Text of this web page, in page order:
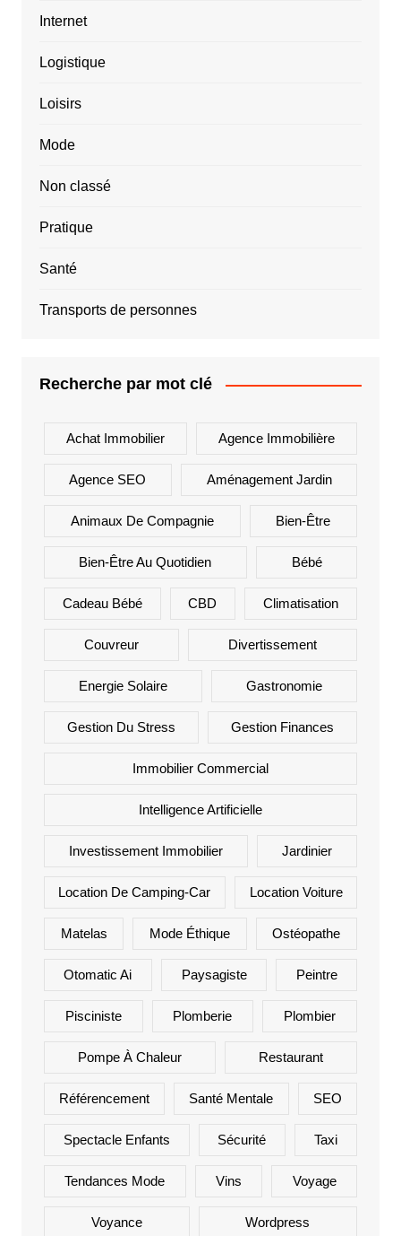
Internet
Logistique
Loisirs
Mode
Non classé
Pratique
Santé
Transports de personnes
Recherche par mot clé
Achat Immobilier Agence Immobilière
Agence SEO Aménagement Jardin
Animaux De Compagnie Bien-Être
Bien-Être Au Quotidien Bébé
Cadeau Bébé CBD Climatisation
Couvreur Divertissement
Energie Solaire Gastronomie
Gestion Du Stress Gestion Finances
Immobilier Commercial
Intelligence Artificielle
Investissement Immobilier Jardinier
Location De Camping-Car Location Voiture
Matelas Mode Éthique Ostéopathe
Otomatic Ai Paysagiste Peintre
Pisciniste Plomberie Plombier
Pompe À Chaleur Restaurant
Référencement Santé Mentale SEO
Spectacle Enfants Sécurité Taxi
Tendances Mode Vins Voyage
Voyance Wordpress